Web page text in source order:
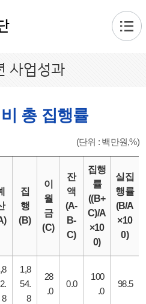
사업성과
총 집행률
(단위 : 백만원,%)
집
행
(B)
이
월
금
(C)
잔
액
(A-
B-
C)
집행
률
((B+
C)/A
×10
0)
실집
행률
(B/A
×10
0)
8
1,8
54.
8
28
.0
0.0
100
.0
98.5